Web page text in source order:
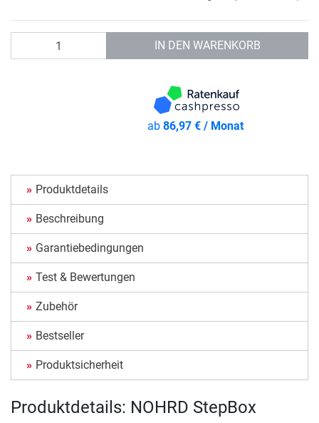
IN DEN WARENKORB
ab 86,97 € / Monat
Produktdetails
Beschreibung
Garantiebedingungen
Test & Bewertungen
Zubehör
Bestseller
Produktsicherheit
Produktdetails: NOHRD StepBox